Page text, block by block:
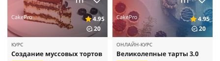
CakePro
4.95
20
КУРС
Создание муссовых тортов
CakePro
4.95
20
ОНЛАЙН-КУРС
Великолепные тарты 3.0